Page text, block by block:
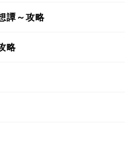
譚～攻略
略